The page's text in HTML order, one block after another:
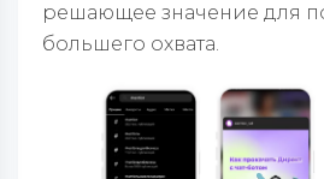
решающее значение для
большего охвата.